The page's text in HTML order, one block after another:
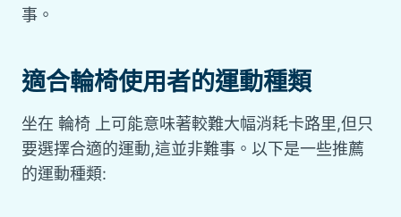
事。
適合輪椅使用者的運動種類
坐在 輪椅 上可能意味著較難大幅消耗卡路里,但只
要選擇合適的運動,這並非難事。以下是一些推薦
的運動種類: